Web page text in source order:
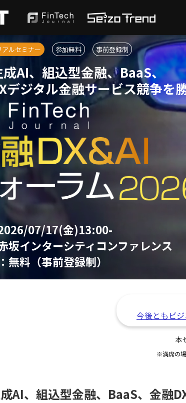
アルセミナー 参加無料 事前登録制
AI、組込型金融、BaaS、
デジタル金融サービス競争を
07/17(金)13:00-
坂インターシティコンファレンス
無料（事前登録制）
今後ともビ
本
※満席の場
AI、組込型金融、BaaS、金融